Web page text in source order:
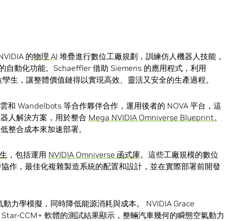
的物理 AI 堆疊進行數位工廠規劃，訓練仿人機器人技能，
自動化功能。Schaeffler 借助 Siemens 的應用程式，利用
生，讓整體價值鏈得以實現高效、靈活又安全的生產過程。
和 Wandelbots 等合作夥伴合作，運用後者的 NOVA 平台，這
人解決方案，用於整合 Mega NVIDIA Omniverse Blueprint。
整合成本來加速部署。
，包括運用 NVIDIA Omniverse 函式庫。這些工廠規模的數位
作，最佳化複雜製造系統的配置和設計，並在實際部署前開發
力學模擬，同時降低能源消耗與成本。 NVIDIA Grace
CCM+ 軟體的測試結果顯示，整輛汽車幾何的瞬態空氣動力